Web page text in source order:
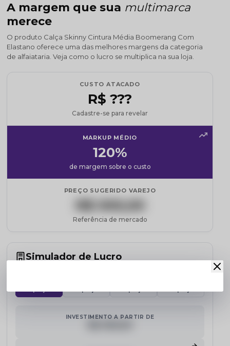
A margem que sua multimarca
merece
O produto Calça Skinny Cintura Média Boomerang Com
Elastano oferece uma das melhores margens da categoria
de alfaiataria. Veja como o lucro se multiplica na sua loja.
CUSTO ATACADO
R$ ???
Cadastre-se para revelar
MARKUP MÉDIO
120%
de margem sobre o custo
PREÇO SUGERIDO VAREJO
R$ 000,00
Referência de mercado
Simulador de Lucro
INVESTIMENTO A PARTIR DE